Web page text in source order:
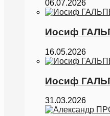
06.07.2026
Иосиф
16.05.2026
Иосиф
31.03.2026